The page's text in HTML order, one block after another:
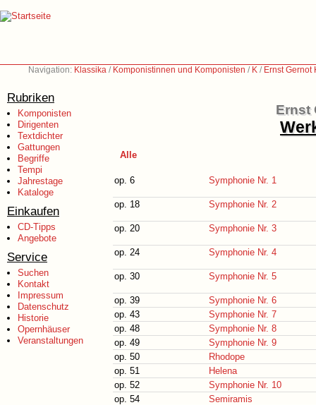
Navigation: Klassika / Komponistinnen und Komponisten / K / Ernst
Rubriken
Komponisten
Dirigenten
Textdichter
Gattungen
Begriffe
Tempi
Jahrestage
Kataloge
Einkaufen
CD-Tipps
Angebote
Service
Suchen
Kontakt
Impressum
Datenschutz
Historie
Opernhäuser
Veranstaltungen
Ernst
Alle
op. 6 Symphonie Nr. 1
op. 18 Symphonie Nr. 2
op. 20 Symphonie Nr. 3
op. 24 Symphonie Nr. 4
op. 30 Symphonie Nr. 5
op. 39
Symphonie Nr. 6
op. 43
Symphonie Nr. 7
op. 48
Symphonie Nr. 8
op. 49
Symphonie Nr. 9
op. 50
Rhodope
op. 51
Helena
op. 52
Symphonie Nr. 10
op. 54
Semiramis